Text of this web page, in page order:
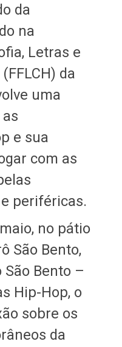
da
na
Letras e
da
uma
e sua
com as
periféricas.
no pátio
São Bento,
Bento –
Hip-Hop, o
sobre os
da